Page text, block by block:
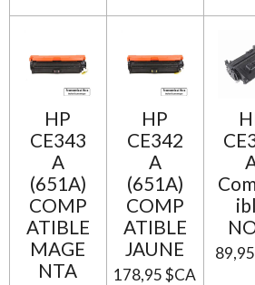
HP
CE343
A
(651A)
COMP
ATIBLE
MAGE
NTA
HP
CE342
A
(651A)
COMP
ATIBLE
JAUNE
178,95 $CA